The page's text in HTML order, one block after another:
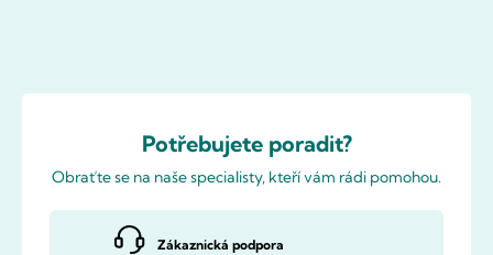
Potřebujete poradit?
Obraťte se na naše specialisty, kteří vám rádi pomohou.
Zákaznická podpora